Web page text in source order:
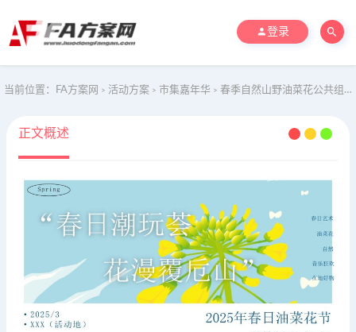
登录
当前位置： FA方案网 > 活动方案 > 市集嘉年华 > 春季自然山野油菜花公共组织文化节活动策划方案
正文概述